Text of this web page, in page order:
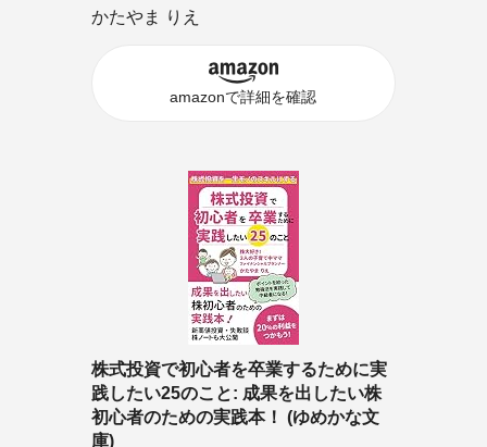
かたやま りえ
amazonで詳細を確認
株式投資で初心者を卒業するために実
践したい25のこと: 成果を出したい株
初心者のための実践本！ (ゆめかな文
庫)